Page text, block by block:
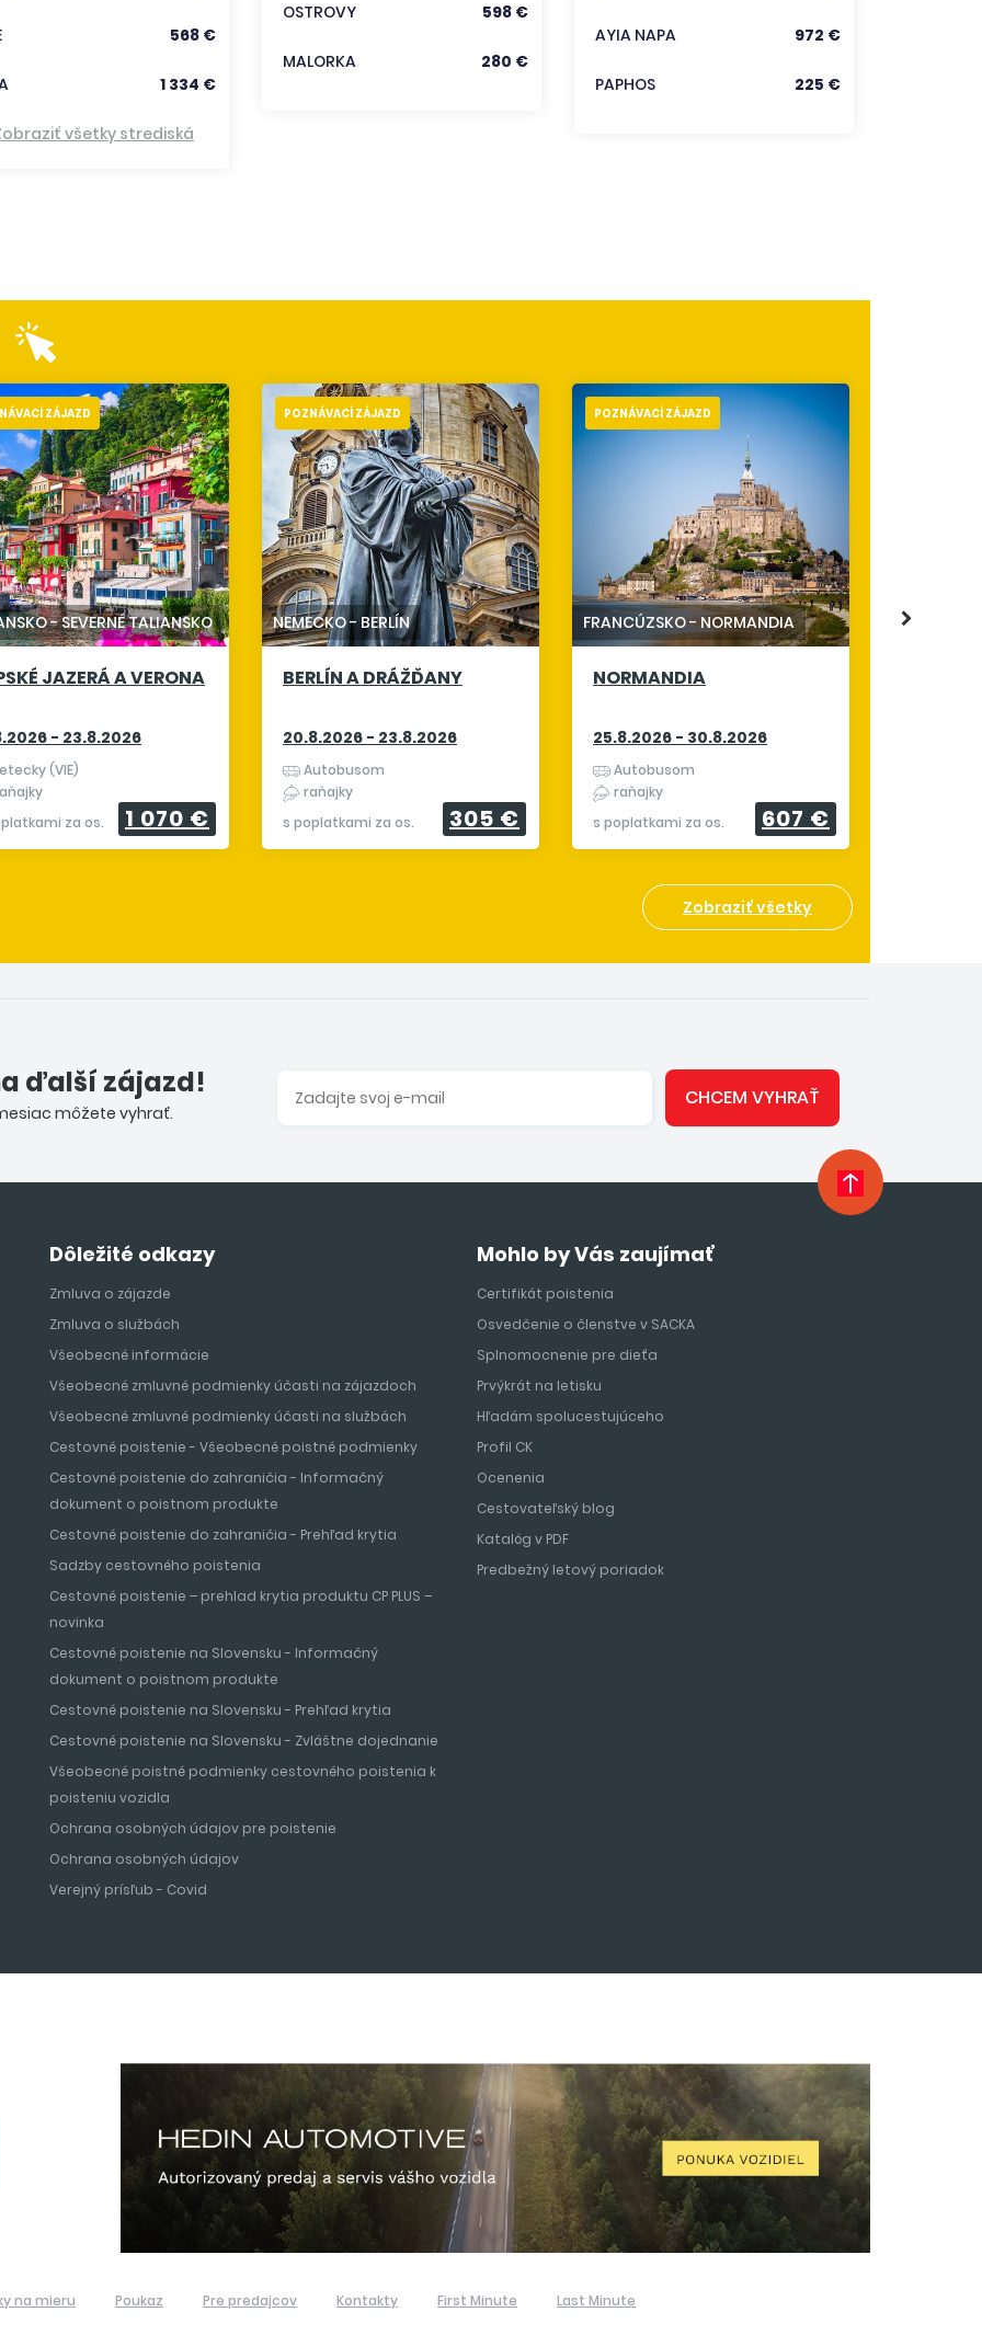
568 €
1 334 €
všetky strediská
OSTROVY
598 €
MALORKA 280 €
AYIA NAPA 972 €
PAPHOS 225 €
ZÁJAZD
-SEVERNÉ TALIANSKO
JAZERÁ A VERONA
- 23.8.2026
(VIE)
za os.
1 070 €
POZNÁVACÍ ZÁJAZD
NEMECKO-BERLÍN
BERLÍN A DRÁŽĎANY
20.8.2026 - 23.8.2026
Autobusom
raňajky
s poplatkami za os.
305 €
POZNÁVACÍ ZÁJAZD
FRANCÚZSKO-NORMANDIA
NORMANDIA
25.8.2026 - 30.8.2026
Autobusom
raňajky
s poplatkami za os.
607 €
Zobraziť všetky
ďalší zájazd!
môžete vyhrať.
CHCEM VYHRAŤ
Dôležité odkazy
Zmluva o zájazde
Zmluva o službách
Všeobecné informácie
Všeobecné zmluvné podmienky účasti na zájazdoch
Všeobecné zmluvné podmienky účasti na službách
Cestovné poistenie - Všeobecné poistné podmienky
Cestovné poistenie do zahraničia - Informačný
dokument o poistnom produkte
Cestovné poistenie do zahraničia - Prehľad krytia
Sadzby cestovného poistenia
Cestovné poistenie – prehlad krytia produktu CP PLUS –
novinka
Cestovné poistenie na Slovensku - Informačný
dokument o poistnom produkte
Cestovné poistenie na Slovensku - Prehľad krytia
Cestovné poistenie na Slovensku - Zvláštne dojednanie
Všeobecné poistné podmienky cestovného poistenia k
poisteniu vozidla
Ochrana osobných údajov pre poistenie
Ochrana osobných údajov
Verejný prísľub - Covid
Mohlo by Vás zaujímať
Certifikát poistenia
Osvedčenie o členstve v SACKA
Splnomocnenie pre dieťa
Prvýkrát na letisku
Hľadám spolucestujúceho
Profil CK
Ocenenia
Cestovateľský blog
Katalóg v PDF
Predbežný letový poriadok
na mieru Poukaz Pre predajcov Kontakty First Minute Last Minute